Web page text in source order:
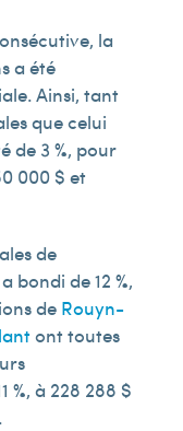
la
a été
Ainsi, tant
que celui
de 3 %, pour
000 $ et
de
a bondi de 12 %,
de Rouyn-
ont toutes
%, à 228 288 $